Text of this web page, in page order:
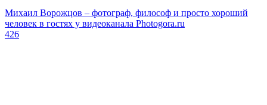
Михаил Ворожцов – фотограф, философ и просто хороший
человек в гостях у видеоканала Photogora.ru
426